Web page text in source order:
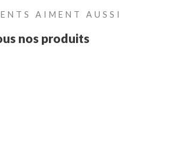
AIMENT AUSSI
nos produits